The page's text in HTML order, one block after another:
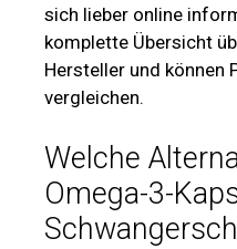
sich lieber online
komplette Übersicht
Hersteller und können
vergleichen.
Welche
Omega-3-